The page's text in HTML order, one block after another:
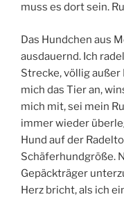
muss es dort sein.
Das Hundchen aus
ausdauernd. Ich
Strecke, völlig
mich das Tier an,
mich mit, sei mein
immer wieder
Hund auf der
Schäferhundgröße.
Gepäckträger
Herz bricht, als ich